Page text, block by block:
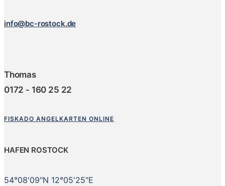
info@bc-rostock.de
Thomas
0172 - 160 25 22
FISKADO ANGELKARTEN ONLINE
HAFEN ROSTOCK
54°08'09"N 12°05'25"E